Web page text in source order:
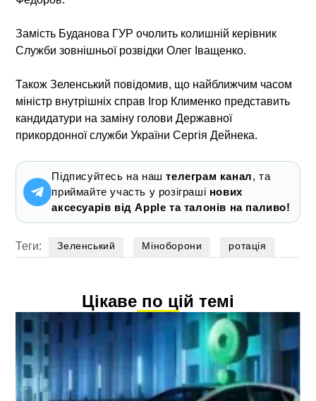
Замість Буданова ГУР очолить колишній керівник
Служби зовнішньої розвідки Олег Іващенко.
Також Зеленський повідомив, що найближчим часом
міністр внутрішніх справ Ігор Клименко представить
кандидатури на заміну голови Державної
прикордонної служби України Сергія Дейнека.
Підписуйтесь на наштелеграм канал, та
приймайте участь у розіграші нових
аксесуарів від Apple та талонів на паливо!
Теги: Зеленський Міноборони ротація
Цікаве по цій темі